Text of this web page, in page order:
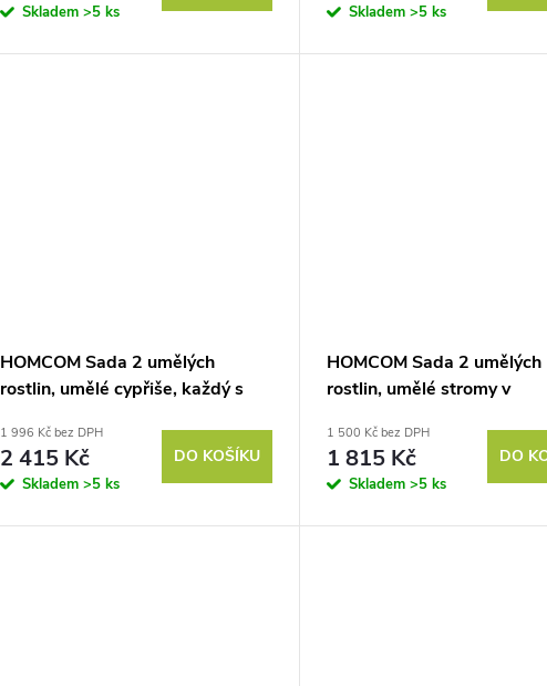
Skladem>5 ks Skladem >5 ks
HOMCOM Sada 2 umělých
rostlin, umělé cypřiše, každý s
barva
1 996 Kč bez DPH
2 415 Kč
Skladem>5 ks
DO KOŠÍKU
HOMCOM Sada 2 umělých
rostlin, umělé stromy v
záření, plast, cement,
barva
1 500 Kč bez DPH
1 815 Kč
Skladem >5 ks
DO